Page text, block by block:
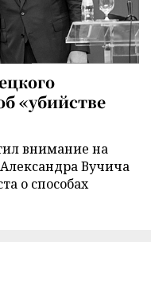
«убийстве
внимание на
Вучича
о способах